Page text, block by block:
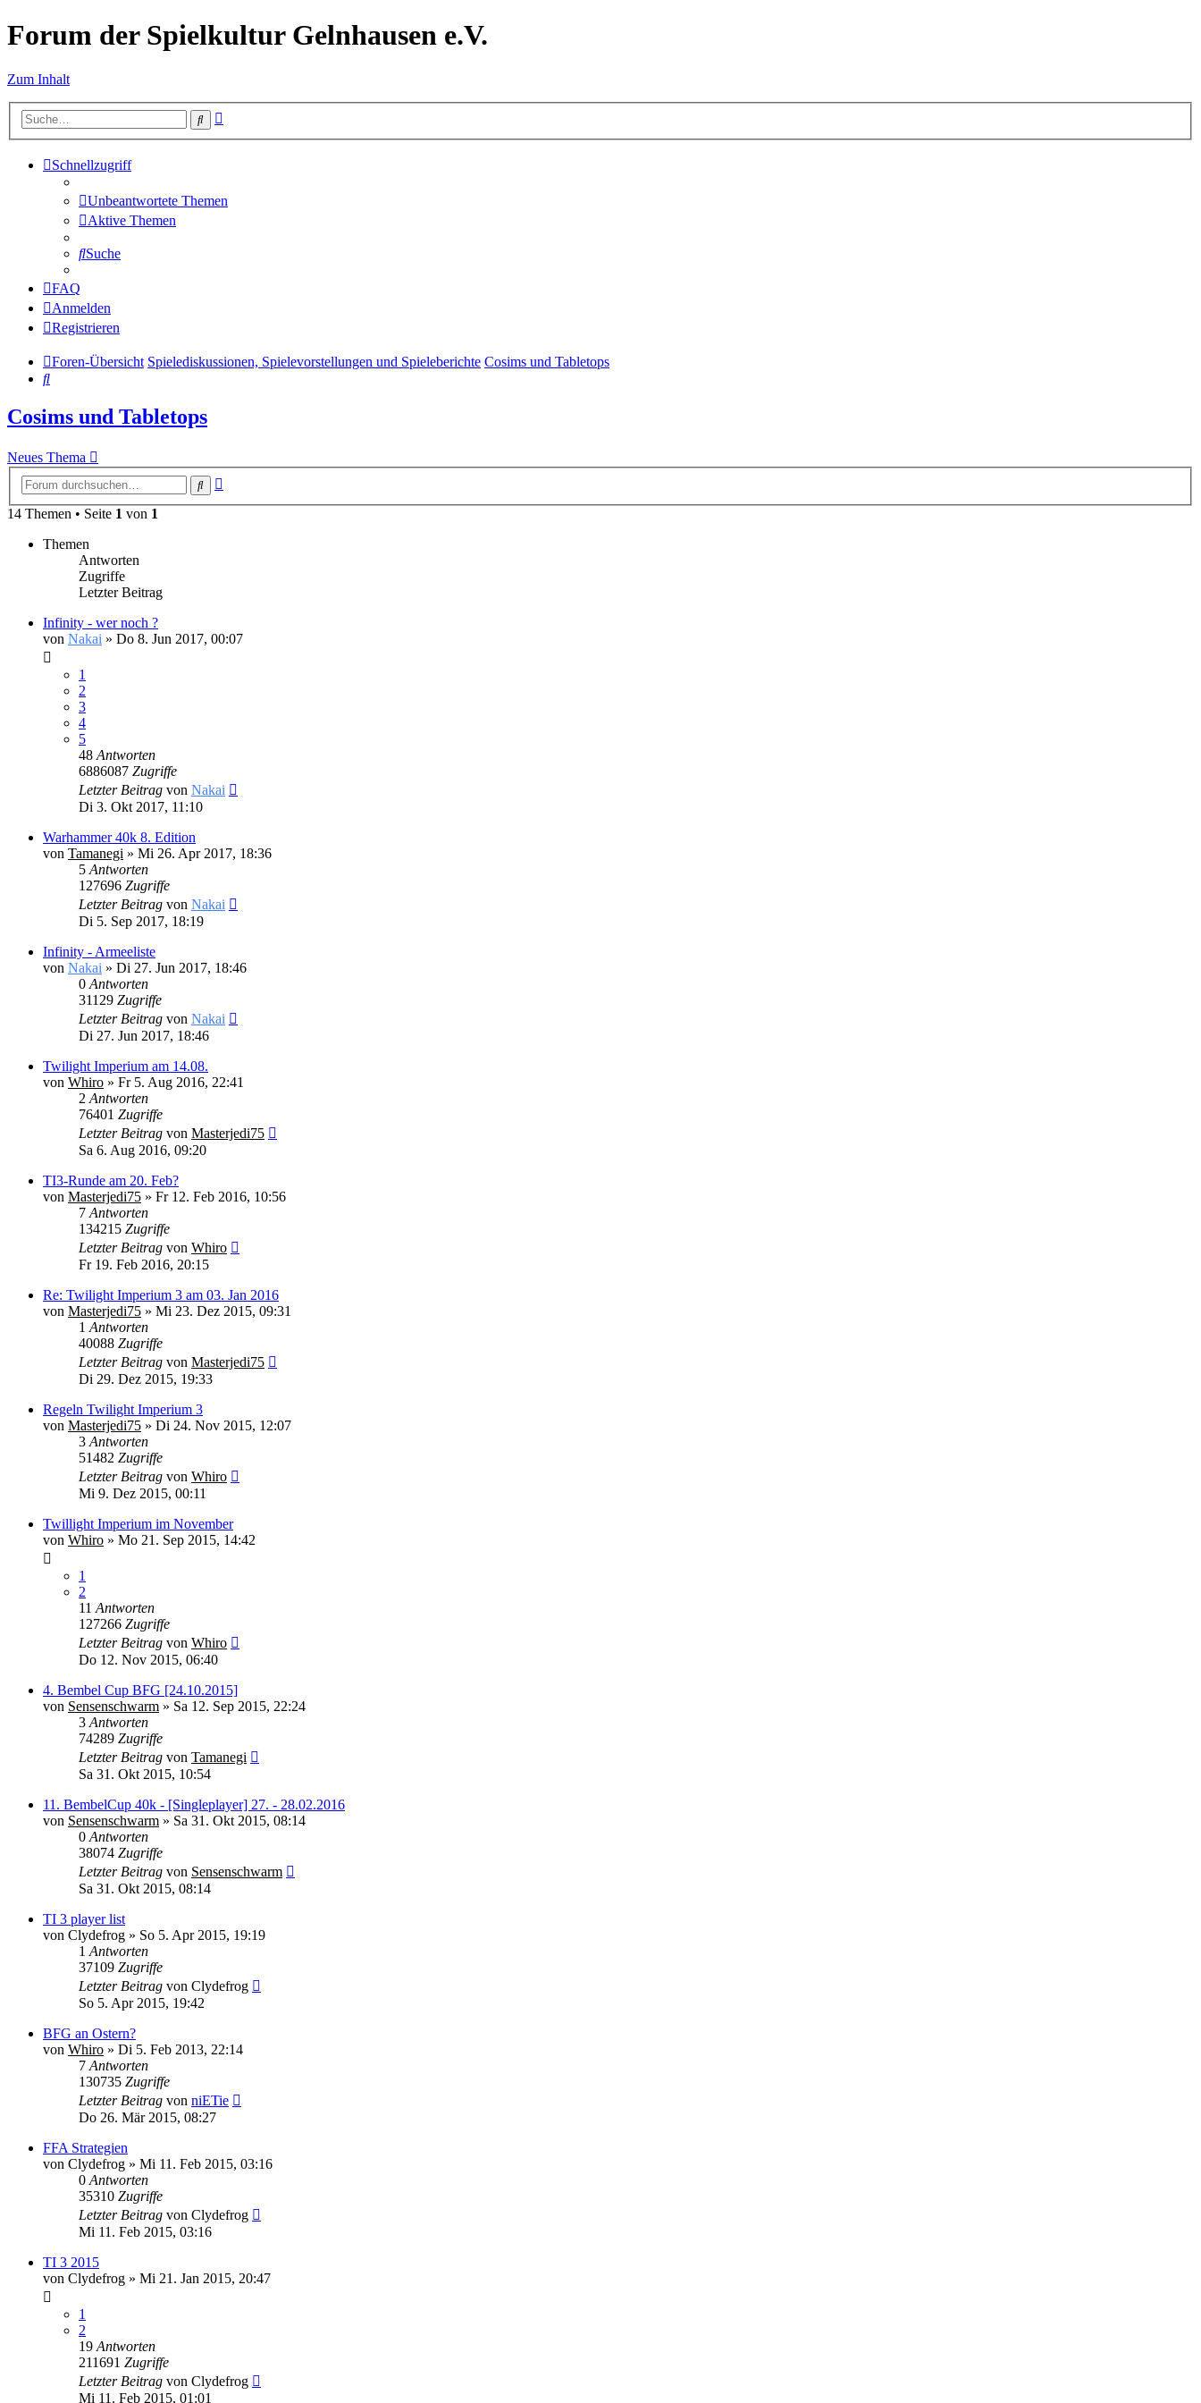
Forum der Spielkultur Gelnhausen e.V.
Zum Inhalt
Suche
Schnellzugriff
Unbeantwortete Themen
Aktive Themen
Suche
FAQ
Anmelden
Registrieren
Foren-Übersicht Spielediskussionen, Spielevorstellungen und Spieleberichte Cosims und Tabletops
Suche
Cosims und Tabletops
Neues Thema
Suche
14 Themen • Seite 1 von 1
Themen
Antworten
Zugriffe
Letzter Beitrag
Infinity - wer noch ?
von Nakai » Do 8. Jun 2017, 00:07
1
2
3
4
5
48 Antworten
6886087 Zugriffe
Letzter Beitrag von Nakai
Di 3. Okt 2017, 11:10
Warhammer 40k 8. Edition
von Tamanegi » Mi 26. Apr 2017, 18:36
5 Antworten
127696 Zugriffe
Letzter Beitrag von Nakai
Di 5. Sep 2017, 18:19
Infinity - Armeeliste
von Nakai » Di 27. Jun 2017, 18:46
0 Antworten
31129 Zugriffe
Letzter Beitrag von Nakai
Di 27. Jun 2017, 18:46
Twilight Imperium am 14.08.
von Whiro » Fr 5. Aug 2016, 22:41
2 Antworten
76401 Zugriffe
Letzter Beitrag von Masterjedi75
Sa 6. Aug 2016, 09:20
TI3-Runde am 20. Feb?
von Masterjedi75 » Fr 12. Feb 2016, 10:56
7 Antworten
134215 Zugriffe
Letzter Beitrag von Whiro
Fr 19. Feb 2016, 20:15
Re: Twilight Imperium 3 am 03. Jan 2016
von Masterjedi75 » Mi 23. Dez 2015, 09:31
1 Antworten
40088 Zugriffe
Letzter Beitrag von Masterjedi75
Di 29. Dez 2015, 19:33
Regeln Twilight Imperium 3
von Masterjedi75 » Di 24. Nov 2015, 12:07
3 Antworten
51482 Zugriffe
Letzter Beitrag von Whiro
Mi 9. Dez 2015, 00:11
Twillight Imperium im November
von Whiro » Mo 21. Sep 2015, 14:42
1
2
11 Antworten
127266 Zugriffe
Letzter Beitrag von Whiro
Do 12. Nov 2015, 06:40
4. Bembel Cup BFG [24.10.2015]
von Sensenschwarm » Sa 12. Sep 2015, 22:24
3 Antworten
74289 Zugriffe
Letzter Beitrag von Tamanegi
Sa 31. Okt 2015, 10:54
11. BembelCup 40k - [Singleplayer] 27. - 28.02.2016
von Sensenschwarm » Sa 31. Okt 2015, 08:14
0 Antworten
38074 Zugriffe
Letzter Beitrag von Sensenschwarm
Sa 31. Okt 2015, 08:14
TI 3 player list
von Clydefrog » So 5. Apr 2015, 19:19
1 Antworten
37109 Zugriffe
Letzter Beitrag von Clydefrog
So 5. Apr 2015, 19:42
BFG an Ostern?
von Whiro » Di 5. Feb 2013, 22:14
7 Antworten
130735 Zugriffe
Letzter Beitrag von niETie
Do 26. Mär 2015, 08:27
FFA Strategien
von Clydefrog » Mi 11. Feb 2015, 03:16
0 Antworten
35310 Zugriffe
Letzter Beitrag von Clydefrog
Mi 11. Feb 2015, 03:16
TI 3 2015
von Clydefrog » Mi 21. Jan 2015, 20:47
1
2
19 Antworten
211691 Zugriffe
Letzter Beitrag von Clydefrog
Mi 11. Feb 2015, 01:01